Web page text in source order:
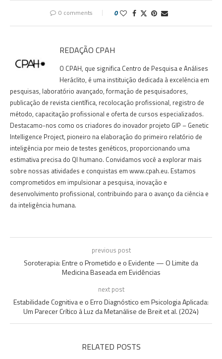
0 comments 0
REDAÇÃO CPAH
O CPAH, que significa Centro de Pesquisa e Análises
Heráclito, é uma instituição dedicada à excelência em
pesquisas, laboratório avançado, formação de pesquisadores,
publicação de revista científica, recolocação profissional, registro de
método, capacitação profissional e oferta de cursos especializados.
Destacamo-nos como os criadores do inovador projeto GIP – Genetic
Intelligence Project, pioneiro na elaboração do primeiro relatório de
inteligência por meio de testes genéticos, proporcionando uma
estimativa precisa do QI humano. Convidamos você a explorar mais
sobre nossas atividades e conquistas em www.cpah.eu. Estamos
comprometidos em impulsionar a pesquisa, inovação e
desenvolvimento profissional, contribuindo para o avanço da ciência e
da inteligência humana.
previous post
Soroterapia: Entre o Prometido e o Evidente — O Limite da
Medicina Baseada em Evidências
next post
Estabilidade Cognitiva e o Erro Diagnóstico em Psicologia Aplicada:
Um Parecer Crítico à Luz da Metanálise de Breit et al. (2024)
RELATED POSTS